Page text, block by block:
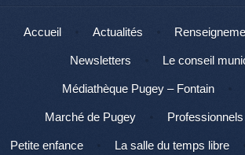
Menu
Aller au contenu
Accueil Actualités
Newsletters Le conseil
Médiathèque Pugey – Fontain
Marché de Pugey
Petite enfance La salle du temps libre